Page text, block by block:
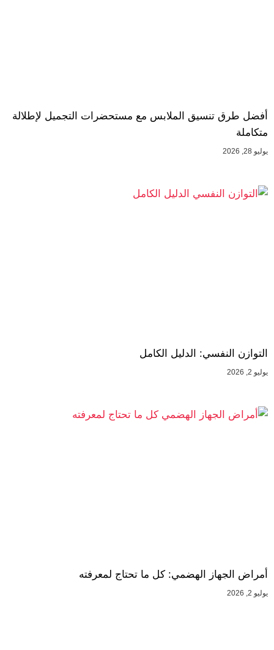
أفضل طرق تنسيق الملابس مع مستحضرات التجميل لإطلالة
متكاملة
يوليو 28, 2026
التوازن النفسي: الدليل الكامل
يوليو 2, 2026
أمراض الجهاز الهضمي: كل ما تحتاج لمعرفته
يوليو 2, 2026